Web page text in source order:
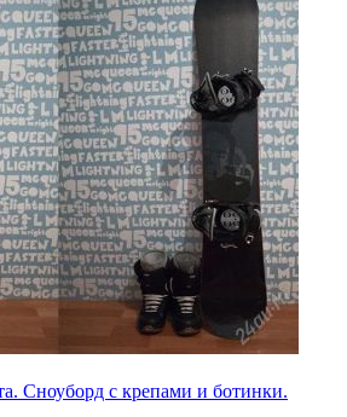
Сноуборд с крепами и ботинки.